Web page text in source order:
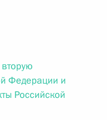
Федерации и
Российской